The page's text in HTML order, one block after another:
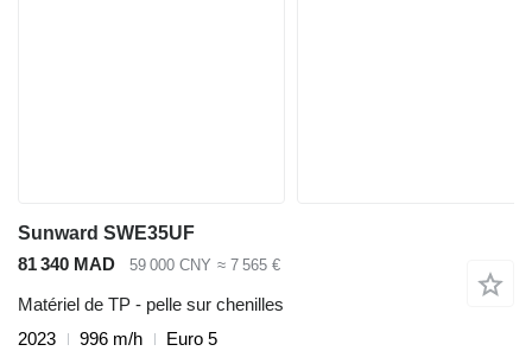
Sunward SWE35UF
81 340 MAD
59 000 CNY ≈ 7 565 €
Matériel de TP - pelle sur chenilles
2023
996 m/h
Euro 5